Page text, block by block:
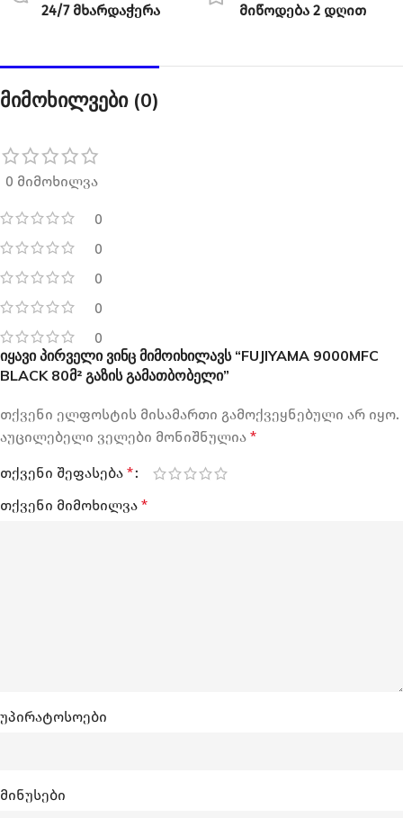
24/7 მხარდაჭერა მიწოდება 2 დღით
მიმოხილვები (0)
0 მიმოხილვა
0
0
0
0
0
იყავი პირველი ვინც მიმოიხილავს “FUJIYAMA 9000MFC
BLACK 80მ² გაზის გამათბობელი”
თქვენი ელფოსტის მისამართი გამოქვეყნებული არ იყო.
აუცილებელი ველები მონიშნულია *
თქვენი შეფასება *
თქვენი მიმოხილვა *
უპირატოსოები
მინუსები